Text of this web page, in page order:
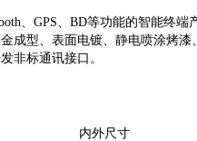
、GPS、BD等功能的智能终端
型、表面电镀、静电喷涂烤
非标通讯接口。
内外尺寸